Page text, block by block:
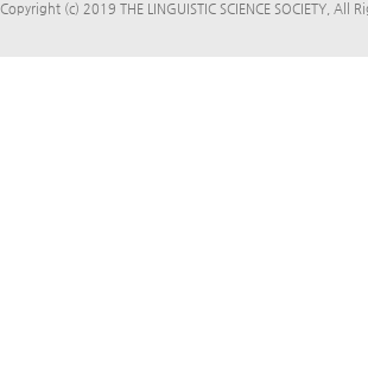
Copyright (c) 2019 THE LINGUISTIC SCIENCE SOCIETY, All